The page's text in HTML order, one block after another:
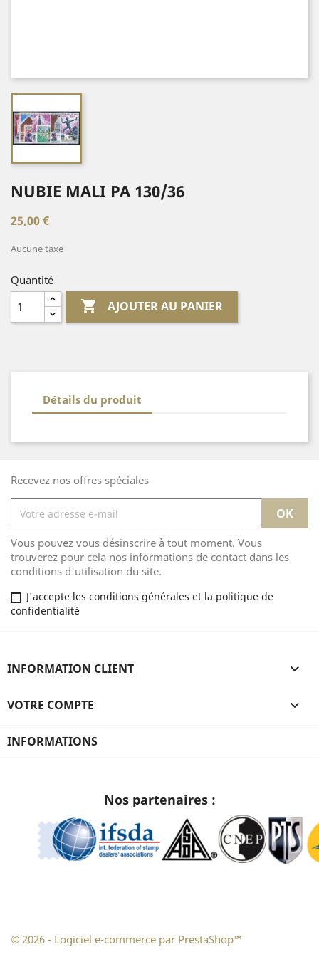
NUBIE MALI PA 130/36
25,00 €
Aucune taxe
Quantité
 AJOUTER AU PANIER
Détails du produit
Recevez nos offres spéciales
Vous pouvez vous désinscrire à tout moment. Vous
trouverez pour cela nos informations de contact dans les
conditions d'utilisation du site.
J'accepte les conditions générales et la politique de
confidentialité
INFORMATION CLIENT 
VOTRE COMPTE 
INFORMATIONS
Nos partenaires :
© 2026 - Logiciel e-commerce par PrestaShop™